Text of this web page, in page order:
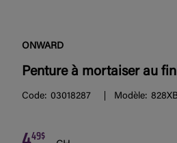
ONWARD
Penture à mortaiser au
Code: 03018287 Modèle:
49$